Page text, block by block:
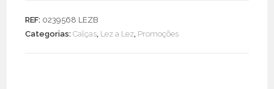
REF: 0239568 LEZB
Categorias:Calças, Lez a Lez, Promoções